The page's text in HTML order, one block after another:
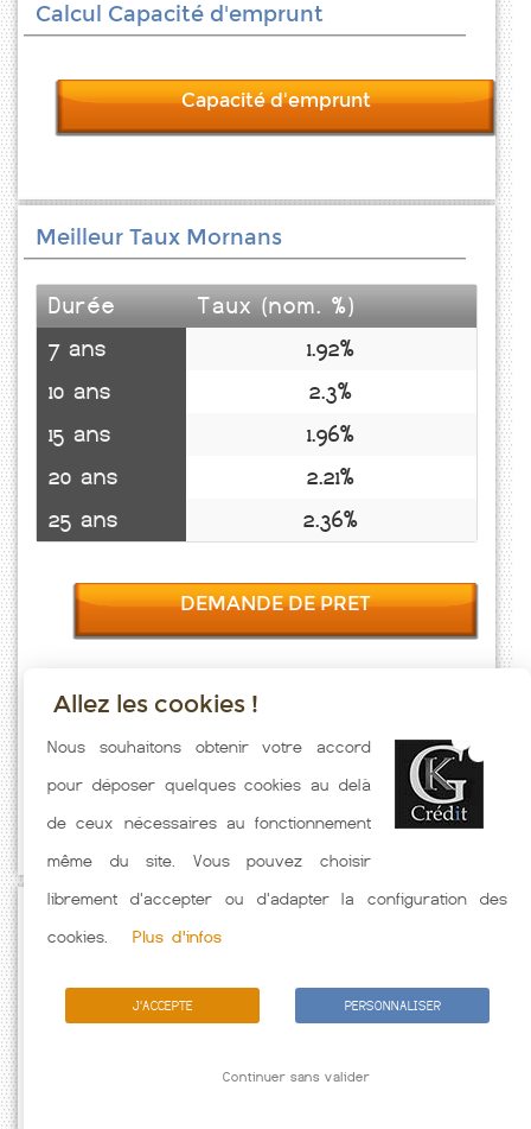
Calcul Capacité d'emprunt
Capacité d'emprunt
Meilleur Taux Mornans
Durée
Taux (nom. %)
7 ans
1.92%
10 ans
2.3%
15 ans
1.96%
20 ans
2.21%
25 ans
2.36%
DEMANDE DE PRET
Taux emprunt actualisés (Mornans) toutes les semaines. Taux
Immobilier pratiqués par nos partenaires bancaires. Meilleur Taux
hors assurance. Taux crédit immobilier indicatif fonction des
caractéristiques de l'emprunteur.
Allez les cookies !
Nous souhaitons obtenir votre accord
pour déposer quelques cookies au delà
de ceux nécessaires au fonctionnement
même du site. Vous pouvez choisir
librement d'accepter ou d'adapter la configuration des
cookies.
Plus d'infos
J'ACCEPTE PERSONNALISER
Continuer sans valider